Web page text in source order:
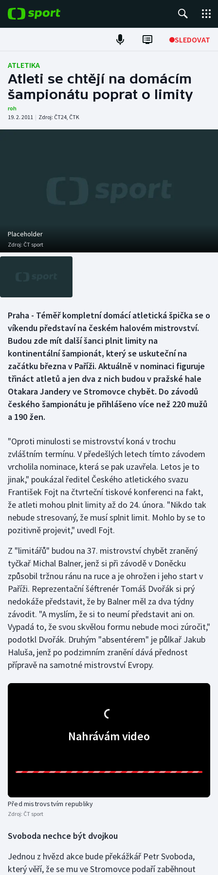
SLEDOVAT
Fotbal
Hokej
Atletika
Basketbal
Boby a skeleton
Box
Curling
Dostihy
Florbal
Futsal
Golf
Gymnastika
Házená
Jezdectví
Judo
Krasobruslení
Lezení
Lyže a snowboard
Moderní pětiboj
Motorsport
Olympijské hry
Plážový volejbal
Rychlostní kanoistika
Short track
Sportovní střelba
Historické návraty
AZ kvíz
ATLETIKA
Atleti se chtějí na domácím
šampionátu poprat o limity
roh
19. 2. 2011 | Zdroj: ČT24, ČTK
Placeholder
Zdroj: ČT sport
Praha - Téměř kompletní domácí atletická špička se o
víkendu představí na českém halovém mistrovství.
Budou zde mít další šanci plnit limity na
kontinentální šampionát, který se uskuteční na
začátku března v Paříži. Aktuálně v nominaci figuruje
třináct atletů a jen dva z nich budou v pražské hale
Otakara Jandery ve Stromovce chybět. Do závodů
českého šampionátu je přihlášeno více než 220 mužů
a 190 žen.
"Oproti minulosti se mistrovství koná v trochu
zvláštním termínu. V předešlých letech tímto závodem
vrcholila nominace, která se pak uzavřela. Letos je to
jinak," poukázal ředitel Českého atletického svazu
František Fojt na čtvrteční tiskové konferenci na fakt,
že atleti mohou plnit limity až do 24. února. "Nikdo tak
nebude stresovaný, že musí splnit limit. Mohlo by se to
pozitivně projevit," uvedl Fojt.
Z "limitářů" budou na 37. mistrovství chybět zraněný
tyčkař Michal Balner, jenž si při závodě v Doněcku
způsobil tržnou ránu na ruce a je ohrožen i jeho start v
Paříži. Reprezentační šéftrenér Tomáš Dvořák si prý
nedokáže představit, že by Balner měl za dva týdny
závodit. "A myslím, že si to neumí představit ani on.
Vypadá to, že svou skvělou formu nebude moci zúročit,"
podotkl Dvořák. Druhým "absentérem" je půlkař Jakub
Haluša, jenž po podzimním zranění dává přednost
přípravě na samotné mistrovství Evropy.
Nahrávám video
Před mistrovstvím republiky
Zdroj: ČT sport
Svoboda nechce být dvojkou
Jednou z hvězd akce bude překážkář Petr Svoboda,
který věří, že se mu ve Stromovce podaří zaběhnout